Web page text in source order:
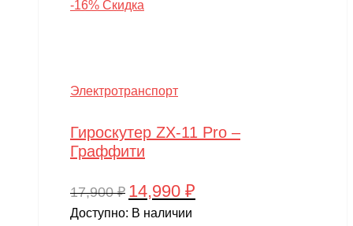
-16% Скидка
Электротранспорт
Гироскутер ZX-11 Pro –
Граффити
17,900₽ Первоначальная
цена
14,990 ₽
Доступно: В наличии